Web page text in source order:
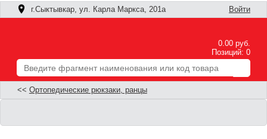
г.Сыктывкар, ул. Карла Маркса, 201а Войти
0.00 руб.
Позиций: 0
<< Ортопедические рюкзаки, ранцы